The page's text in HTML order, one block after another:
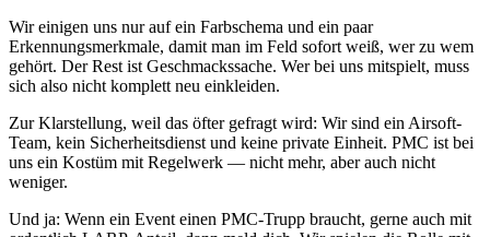
Wir einigen uns nur auf ein Farbschema und ein paar
Erkennungsmerkmale, damit man im Feld sofort weiß, wer zu wem
gehört. Der Rest ist Geschmackssache. Wer bei uns mitspielt, muss
sich also nicht komplett neu einkleiden.
Zur Klarstellung, weil das öfter gefragt wird: Wir sind ein Airsoft-
Team, kein Sicherheitsdienst und keine private Einheit. PMC ist bei
uns ein Kostüm mit Regelwerk — nicht mehr, aber auch nicht
weniger.
Und ja: Wenn ein Event einen PMC-Trupp braucht, gerne auch mit